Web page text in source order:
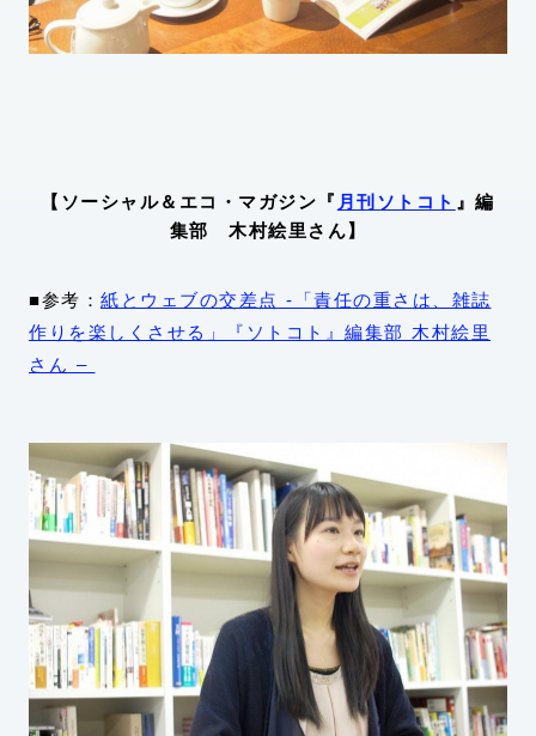
【ソーシャル＆エコ・マガジン『 月刊ソトコト 』編
集部 木村絵里さん】
■参考： 紙とウェブの交差点 -「責任の重さは、雑誌
作りを楽しくさせる」『ソトコト』編集部 木村絵里
さん –